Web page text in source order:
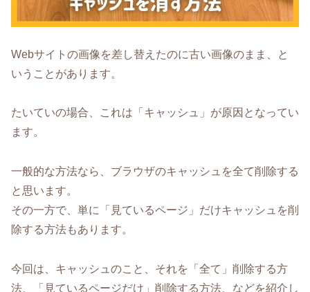
Webサイトの画像を差し替えたのに古い画像のまま、と
いうことがあります。
たいていの場合、これは「キャッシュ」が原因となってい
ます。
一般的な方法なら、ブラウザのキャッシュを全て削除する
と思います。
その一方で、単に「見ているページ」だけキャッシュを削
除する方法もあります。
今回は、キャッシュのこと、それを「全て」削除する方
法、「見ているページだけ」削除する方法、などを紹介し